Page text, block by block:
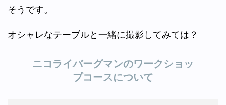
そうです。
オシャレなテーブルと一緒に撮影してみては？
ニコライバーグマンのワークショッ
プコースについて